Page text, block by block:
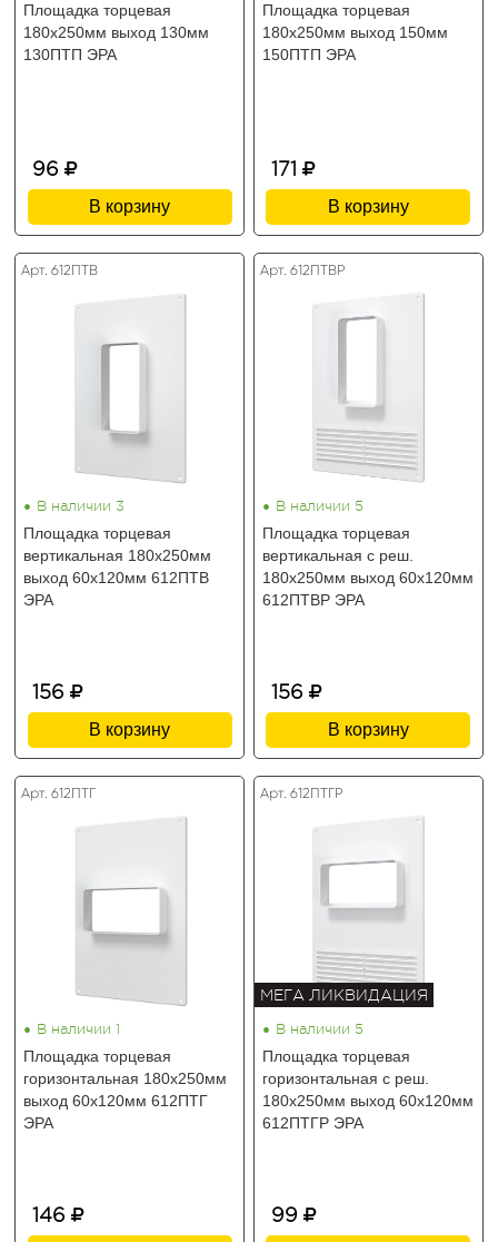
Площадка торцевая
180х250мм выход 130мм
130ПТП ЭРА
96
В корзину
Площадка торцевая
180х250мм выход 150мм
150ПТП ЭРА
171
В корзину
Арт. 612ПТВ
• В наличии 3
Площадка торцевая
вертикальная 180х250мм
выход 60х120мм 612ПТВ
ЭРА
156
В корзину
Арт. 612ПТВР
• В наличии 5
Площадка торцевая
вертикальная с реш.
180х250мм выход 60х120мм
612ПТВР ЭРА
156
В корзину
Арт. 612ПТГ
• В наличии 1
Площадка торцевая
горизонтальная 180х250мм
выход 60х120мм 612ПТГ
ЭРА
146
Арт. 612ПТГР
МЕГА ЛИКВИДАЦИЯ
• В наличии 5
Площадка торцевая
горизонтальная с реш.
180х250мм выход 60х120мм
612ПТГР ЭРА
99